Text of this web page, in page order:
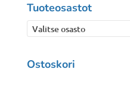
Tuoteosastot
Valitse osasto
Ostoskori